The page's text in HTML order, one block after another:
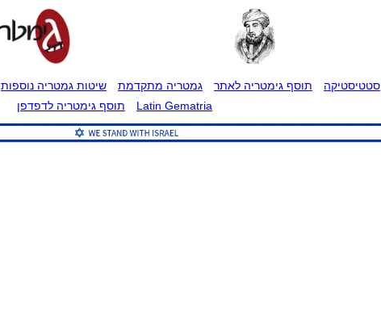
סטטיסטיקה תוסף גימטריה לאתר גמטריה מתקדמת שיטות גמטריה נוספות
Latin Gematria
תוסף גימטריה לדפדפן